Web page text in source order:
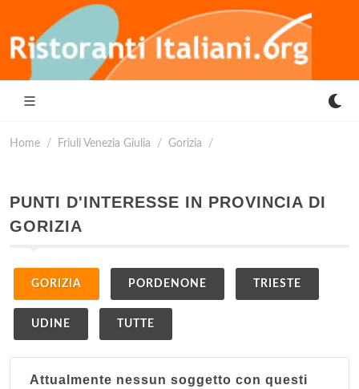
Home Friuli Venezia Giulia Gorizia
PUNTI D'INTERESSE IN PROVINCIA DI
GORIZIA
GORIZIA PORDENONE TRIESTE
UDINE TUTTE
Attualmente nessun soggetto con questi